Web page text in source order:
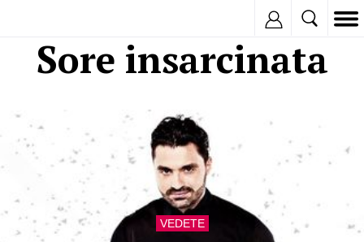
Sore insarcinata
VEDETE